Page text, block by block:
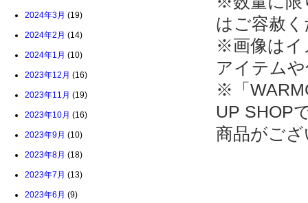
2024年3月 (19)
2024年2月 (14)
2024年1月 (10)
2023年12月 (16)
2023年11月 (19)
2023年10月 (16)
2023年9月 (10)
2023年8月 (18)
2023年7月 (13)
2023年6月 (9)
はご容赦
※画像はイ
アイテム
※「
UP SHOP
商品がご